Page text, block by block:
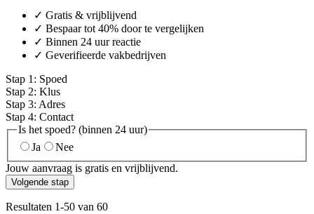
✓ Gratis & vrijblijvend
✓ Bespaar tot 40% door te vergelijken
✓ Binnen 24 uur reactie
✓ Geverifieerde vakbedrijven
Stap 1 : Spoed
Stap 2: Klus
Stap 3: Adres
Stap 4: Contact
Is het spoed? (binnen 24 uur)
Ja
Nee
Jouw aanvraag is gratis en vrijblijvend.
Volgende stap
Resultaten 1-50 van 60